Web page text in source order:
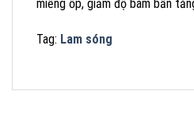
miếng ốp, giảm độ bám bẩn
Tag: Lam sóng